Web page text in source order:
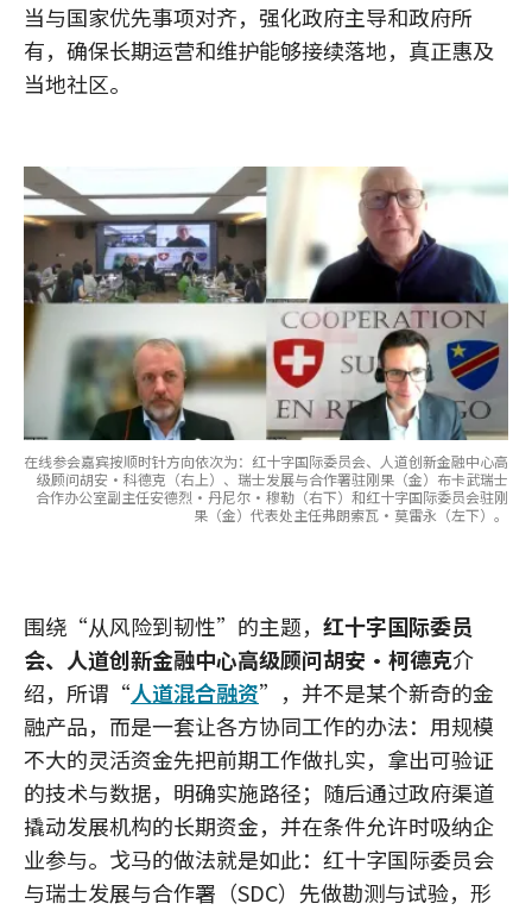
当与国家优先事项对齐，强化政府主导和政府所
有，确保长期运营和维护能够接续落地，真正惠及
当地社区。
在线参会嘉宾按顺时针方向依次为：红十字国际委员会、人道创新金融中心高
级顾问胡安·科德克（右上）、瑞士发展与合作署驻刚果（金）布卡武瑞士
合作办公室副主任安德烈·丹尼尔·穆勒（右下）和红十字国际委员会驻刚
果（金）代表处主任弗朗索瓦·莫雷永（左下）。
围绕“从风险到韧性”的主题， 红十字国际委员
会、人道创新金融中心高级顾问胡安·柯德克介
绍，所谓“人道混合融资”，并不是某个新奇的金
融产品，而是一套让各方协同工作的办法：用规模
不大的灵活资金先把前期工作做扎实，拿出可验证
的技术与数据，明确实施路径；随后通过政府渠道
撬动发展机构的长期资金，并在条件允许时吸纳企
业参与。戈马的做法就是如此：红十字国际委员会
与瑞士发展与合作署（SDC）先做勘测与试验，形